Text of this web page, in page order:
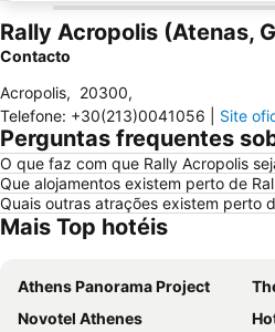
Rally Acropolis (Atenas,
Contacto
Acropolis, 20300,
Telefone: +30(213)0041056 Site
Perguntas frequentes
O que faz com que Rally Acropolis
Que alojamentos existem perto de
Quais outras atrações existem perto
Mais Top hotéis
Athens Panorama Project
Novotel Athenes